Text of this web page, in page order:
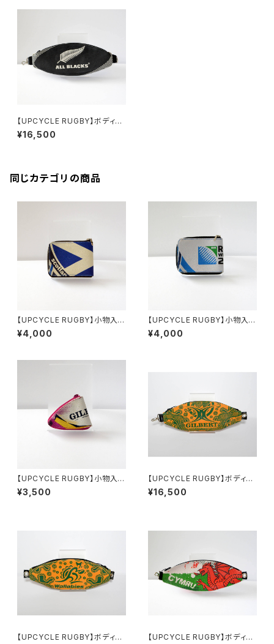
【UPCYCLE RUGBY】ボディバ
ッグ（Allblacks Type-A）
¥16,500
同じカテゴリの商品
【UPCYCLE RUGBY】小物入
れ/スクエア（Scotland Type-
A）
¥4,000
【UPCYCLE RUGBY】小物入
れ/スクエア（RWC2015 Type
-A）
¥4,000
【UPCYCLE RUGBY】小物入
れ/おにぎり（WRWC Type-A）
¥3,500
【UPCYCLE RUGBY】ボディバ
ッグ（Wallabies Type-B）
¥16,500
【UPCYCLE RUGBY】ボディバ
【UPCYCLE RUGBY】ボディバ